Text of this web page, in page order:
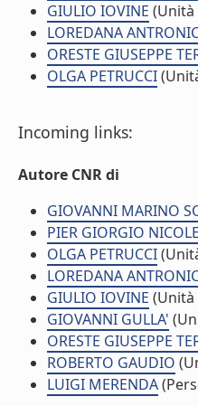
GIULIO IOVINE
LOREDANA
ORESTE GIUSEPPE
OLGA PETRUCCI
Incoming links:
Autore CNR di
GIOVANNI MARINO
PIER GIORGIO
OLGA PETRUCCI
LOREDANA
GIULIO IOVINE
GIOVANNI GULLA'
ORESTE GIUSEPPE
ROBERTO GAUDIO
LUIGI MERENDA